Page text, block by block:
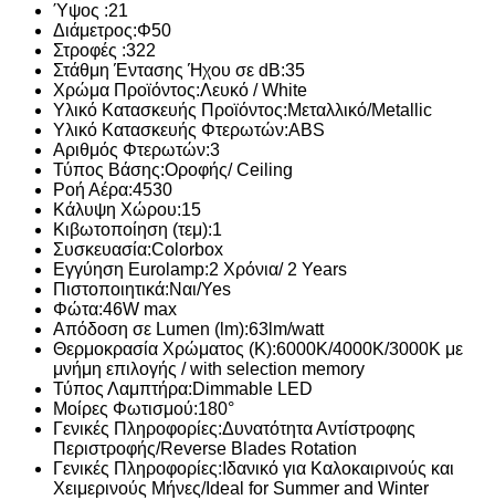
Ύψος :21
Διάμετρος:Φ50
Στροφές :322
Στάθμη Έντασης Ήχου σε dB:35
Χρώμα Προϊόντος:Λευκό / White
Υλικό Κατασκευής Προϊόντος:Μεταλλικό/Metallic
Υλικό Κατασκευής Φτερωτών:ABS
Αριθμός Φτερωτών:3
Τύπος Βάσης:Οροφής/ Ceiling
Ροή Αέρα:4530
Κάλυψη Χώρου:15
Κιβωτοποίηση (τεμ):1
Συσκευασία:Colorbox
Εγγύηση Eurolamp:2 Χρόνια/ 2 Years
Πιστοποιητικά:Ναι/Yes
Φώτα:46W max
Απόδοση σε Lumen (lm):63lm/watt
Θερμοκρασία Χρώματος (K):6000K/4000K/3000K με
μνήμη επιλογής / with selection memory
Τύπος Λαμπτήρα:Dimmable LED
Μοίρες Φωτισμού:180°
Γενικές Πληροφορίες:Δυνατότητα Αντίστροφης
Περιστροφής/Reverse Blades Rotation
Γενικές Πληροφορίες: Ιδανικό για Καλοκαιρινούς και
Χειμερινούς Μήνες/Ideal for Summer and Winter